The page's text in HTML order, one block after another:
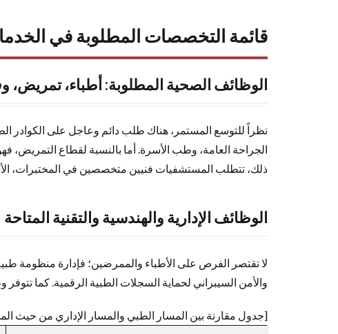
شاغرة
الشائعة
والرواتب
في
الخدمات
لزيادة
فرص
والخلاصة
قائمة التخصصات المطلوبة في
الوظائف الصحية المطلوبة: أطباء، تمريض،
نظراً للتوسع المستمر، هناك طلب دائم وعاجل على الكوادر
الجراحة العامة، وطب الأسرة. أما بالنسبة لقطاع
ذلك، تتطلب المستشفيات فنيين متخصصين في المختبرات،
الوظائف الإدارية والهندسية والتقنية المتاحة
لا تقتصر الفرص على الأطباء والممرضين؛ فإدارة منظومة
والأمن السيبراني لحماية السجلات الطبية الرقمية. كما
[جدول مقارنة بين المسار الطبي والمسار الإداري من حيث